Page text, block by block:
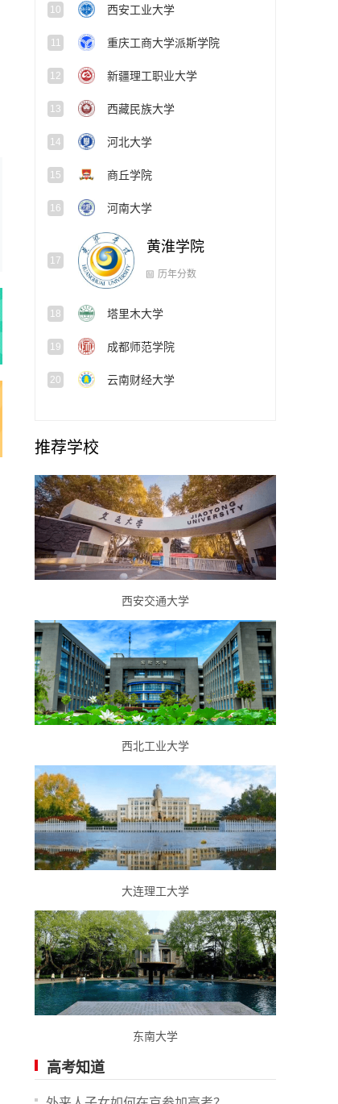
10 西安工业大学
11 重庆工商大学派斯学院
12 新疆理工职业大学
13 西藏民族大学
14 河北大学
15 商丘学院
16 河南大学
17
黄淮学院
历年分数
18 塔里木大学
19 成都师范学院
20 云南财经大学
推荐学校
西安交通大学
西北工业大学
大连理工大学
东南大学
高考知道